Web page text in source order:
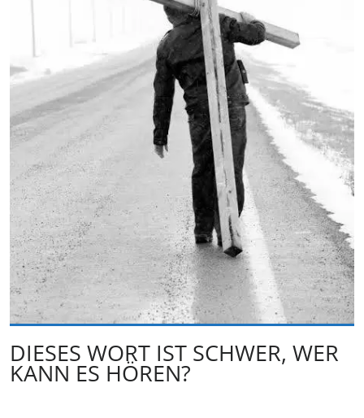
DIESES WORT IST SCHWER, WER
KANN ES HÖREN?